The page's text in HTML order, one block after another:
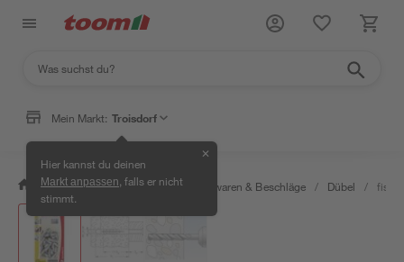
Mein Markt: Troisdorf
Hier kannst du deinen
Markt anpassen , falls er nicht
stimmt.
✕
/ Werkstatt & Maschinen / Eisenwaren & Beschläge / Dübel /